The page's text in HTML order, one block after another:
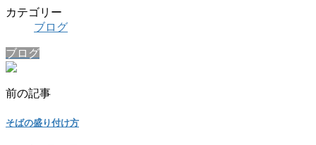
カテゴリー
ブログ
ブログ
前の記事
そばの盛り付け方